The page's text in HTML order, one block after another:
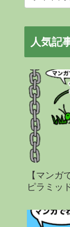
人気記
【マンガ
ピラミッ